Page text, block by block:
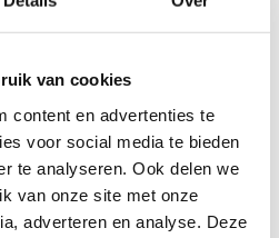
van cookies
content en advertenties te
voor social media te bieden
te analyseren. Ook delen we
van onze site met onze
adverteren en analyse. Deze
heb je als lokaal bestuur
om sport- en